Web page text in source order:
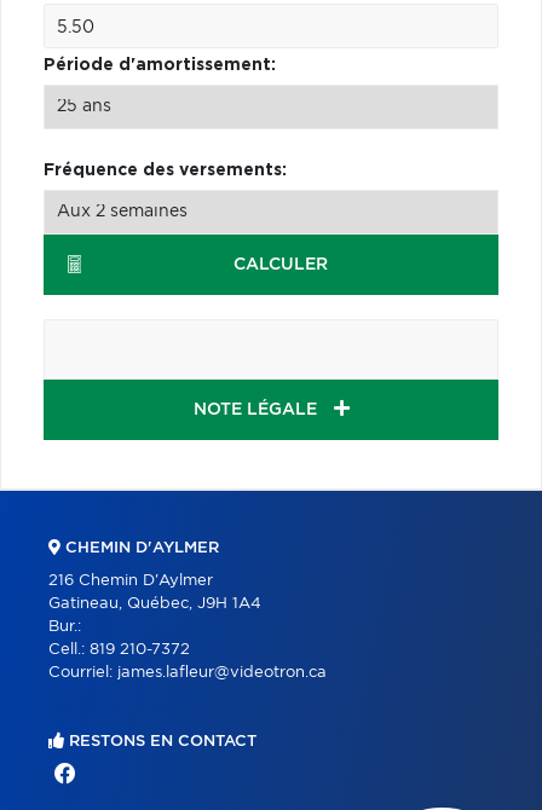
Période d'amortissement:
Fréquence des versements:
CALCULER
NOTE LÉGALE
CHEMIN D'AYLMER
216 Chemin D'Aylmer
Gatineau, Québec, J9H 1A4
Bur.:
Cell.: 819 210-7372
Courriel: james.lafleur@videotron.ca
RESTONS EN CONTACT